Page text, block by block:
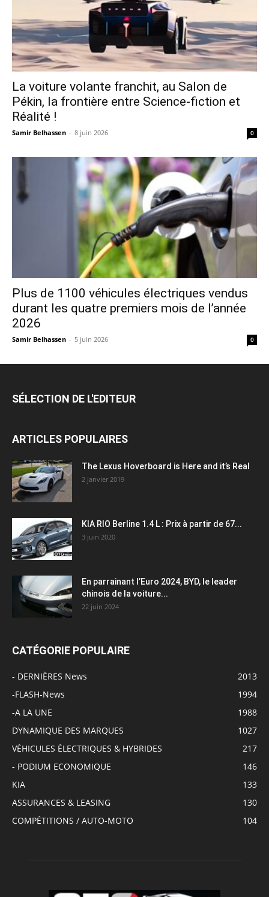
La voiture volante franchit, au Salon de
Pékin, la frontière entre Science-fiction et
Réalité !
Samir Belhassen - 8 juin 2026 0
Plus de 1100 véhicules électriques vendus
durant les quatre premiers mois de l’année
2026
Samir Belhassen - 5 juin 2026 0
SÉLECTION DE L'EDITEUR
ARTICLES POPULAIRES
The Lexus Hoverboard is Here and it’s Real
2 janvier 2019
KIA RIO Berline 1.4 L : Prix à partir de 67...
3 juin 2020
En parrainant l’Euro 2024, BYD, le leader
chinois de la voiture...
22 juin 2024
CATÉGORIE POPULAIRE
- DERNIÈRES News
2013
-FLASH-News
1994
-A LA UNE
1988
DYNAMIQUE DES MARQUES
1027
VÉHICULES ÉLECTRIQUES & HYBRIDES
217
- PODIUM ECONOMIQUE
146
KIA
133
ASSURANCES & LEASING
130
COMPÉTITIONS / AUTO-MOTO
104